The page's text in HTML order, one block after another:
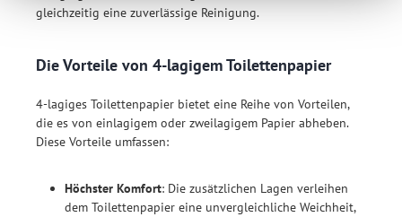
gleichzeitig eine zuverlässige Reinigung.
Die Vorteile von 4-lagigem Toilettenpapier
4-lagiges Toilettenpapier bietet eine Reihe von Vorteilen,
die es von einlagigem oder zweilagigem Papier abheben.
Diese Vorteile umfassen:
Höchster Komfort: Die zusätzlichen Lagen verleihen
dem Toilettenpapier eine unvergleichliche Weichheit,